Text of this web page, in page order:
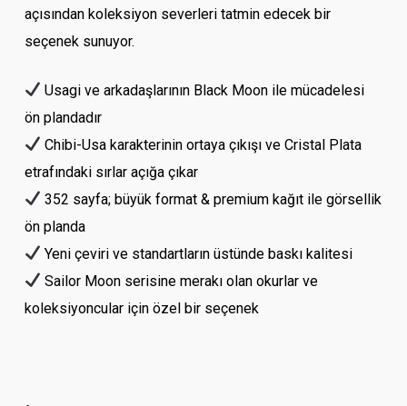
açısından koleksiyon severleri tatmin edecek bir
seçenek sunuyor.
Usagi ve arkadaşlarının Black Moon ile mücadelesi
ön plandadır
Chibi-Usa karakterinin ortaya çıkışı ve Cristal Plata
etrafındaki sırlar açığa çıkar
352 sayfa; büyük format & premium kağıt ile görsellik
ön planda
Yeni çeviri ve standartların üstünde baskı kalitesi
Sailor Moon serisine merakı olan okurlar ve
koleksiyoncular için özel bir seçenek